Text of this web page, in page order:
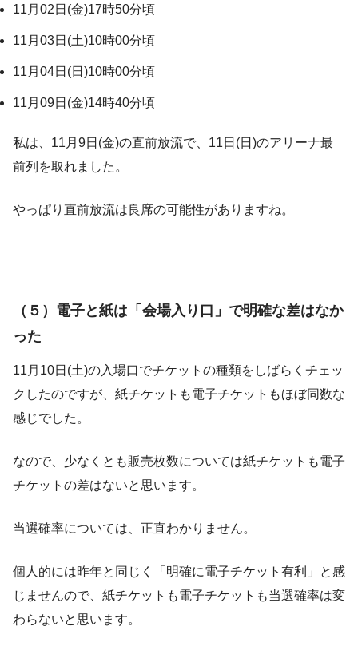
11月02日(金)17時50分頃
11月03日(土)10時00分頃
11月04日(日)10時00分頃
11月09日(金)14時40分頃
私は、11月9日(金)の直前放流で、11日(日)のアリーナ最
前列を取れました。
やっぱり直前放流は良席の可能性がありますね。
（５）電子と紙は「会場入り口」で明確な差はなか
った
11月10日(土)の入場口でチケットの種類をしばらくチェッ
クしたのですが、紙チケットも電子チケットもほぼ同数な
感じでした。
なので、少なくとも販売枚数については紙チケットも電子
チケットの差はないと思います。
当選確率については、正直わかりません。
個人的には昨年と同じく「明確に電子チケット有利」と感
じませんので、紙チケットも電子チケットも当選確率は変
わらないと思います。